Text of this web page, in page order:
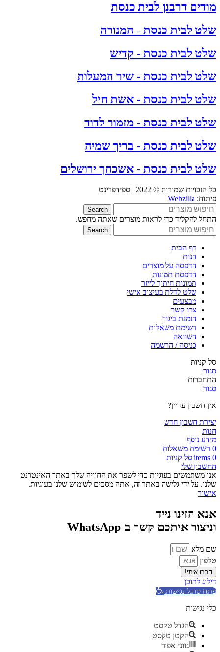
מודים דרבנן לבית כנסת
שלט לבית כנסת - המנורה
שלט לבית כנסת - קדיש
שלט לבית כנסת - שיר המעלות
שלט לבית כנסת - אשת חיל
שלט לבית כנסת - מזמור לדוד
שלט לבית כנסת - בריך שמיה
שלט לבית כנסת - אשכחך ירושלים
כל הזכויות שמורות © 2022 | ספידפרינט
פיתוח: Webzilla
Search
התחל להקליד כדי לראות מוצרים שאתה מחפש.
Search
דף הבית
חנות
הדפסה על מוצרים
הדפסת תמונות
תמונות חיתוך לייזר
שלט לדלת בעיצוב אישי
מבצעים
צרו קשר
הזמנת ביגוד
רשימת משאלות
השוואה
כניסה / הרשמה
סל קניות
סגור
התחברות
סגור
אין חשבון עדיין?
יצירת חשבון חדש
חנות
מידע נוסף
0 רשימת משאלות
0
items סל קניות
החשבון שלי
אנו משתמשים בעוגיות כדי לשפר את החוויה שלך באתר האינטרנט
שלנו. על ידי גלישה באתר זה, אתה מסכים לשימוש שלנו בעוגיות.
אישור
אנא הזינו נייד
וניצור איתכם קשר ב-WhatsApp
שם מלא
טלפון
דברו איתי!
דילוג לתוכן
פתח סרגל נגישות
כלי נגישות
הגדל טקסט
הקטן טקסט
גווני אפור